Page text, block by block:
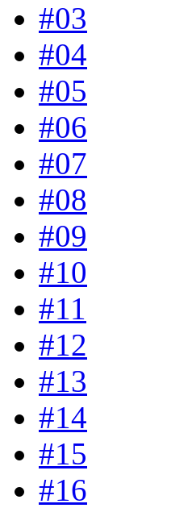
#03
#04
#05
#06
#07
#08
#09
#10
#11
#12
#13
#14
#15
#16